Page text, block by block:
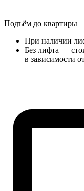
Подъём до квартиры
При наличии
Без лифта —
в зависимости